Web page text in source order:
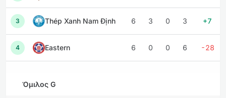
3 Thép Xanh Nam Định 6 3 0 3 +7
4 Eastern 6 0 0 6 -28
Όμιλος G